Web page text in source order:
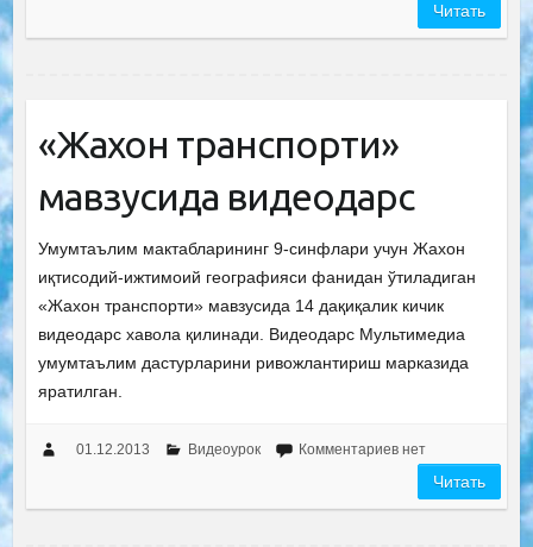
Читать
«Жахон транспорти»
мавзусида видеодарс
Умумтаълим мактабларининг 9-синфлари учун Жахон
иқтисодий-ижтимоий географияси фанидан ўтиладиган
«Жахон транспорти» мавзусида 14 дақиқалик кичик
видеодарс хавола қилинади. Видеодарс Мультимедиа
умумтаълим дастурларини ривожлантириш марказида
яратилган.
01.12.2013 Видеоурок Комментариев нет
Читать